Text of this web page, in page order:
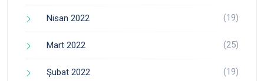
Nisan 2022 (19)
Mart 2022 (25)
Şubat 2022 (19)